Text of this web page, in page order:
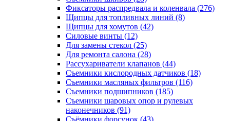
Фиксаторы распредвала и коленвала (276)
Щипцы для топливных линий (8)
Щипцы для хомутов (42)
Силовые винты (12)
Для замены стекол (25)
Для ремонта салона (28)
Рассухариватели клапанов (44)
Съемники кислородных датчиков (18)
Съемники масляных фильтров (116)
Съемники подшипников (185)
Съемники шаровых опор и рулевых
наконечников (91)
Съёмники форсунок (43)